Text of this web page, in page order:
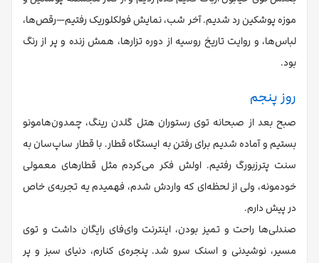
موزه پوشکین رد شدیم. آخر شب، نمایش فولکلوریک رفتیم—رقص‌ها،
لباس‌ها، و روایت تاریخ روسیه از دوره تزارها، همش زنده و پر از رنگ
بود.
روز پنجم
صبح بعد از صبحانه توی رستوران هتل گلدن رینگ، چمدون‌هامونو
بستیم و آماده شدیم برای رفتن به ایستگاه قطار. با قطار ساپ‌سان به
سنت پترزبورگ رفتیم. اولش فکر می‌کردم مثل قطارهای معمولی
خودمونه، ولی از لحظه‌ای که واردش شدم، فهمیدم یه تجربه‌ی خاص
در پیش دارم.
صندلی‌ها راحت و تمیز بودن، اینترنت وای‌فای رایگان داشت و توی
مسیر، نوشیدنی و اسنک سرو شد. پنجره‌ی کنارم، دنیای سبز و پر